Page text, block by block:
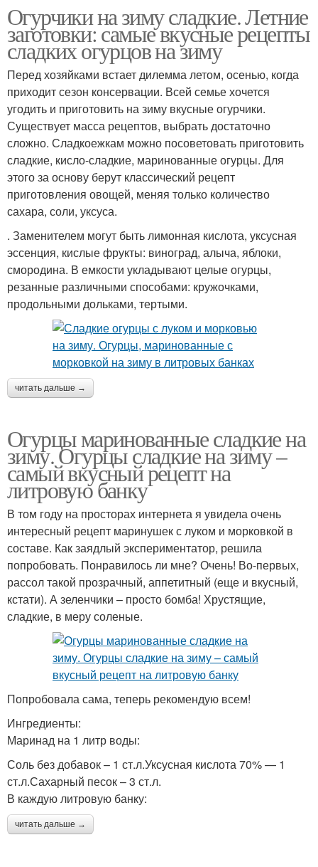
Огурчики на зиму сладкие. Летние
заготовки: самые вкусные рецепты
сладких огурцов на зиму
Перед хозяйками встает дилемма летом, осенью, когда
приходит сезон консервации. Всей семье хочется
угодить и приготовить на зиму вкусные огурчики.
Существует масса рецептов, выбрать достаточно
сложно. Сладкоежкам можно посоветовать приготовить
сладкие, кисло-сладкие, маринованные огурцы. Для
этого за основу берут классический рецепт
приготовления овощей, меняя только количество
сахара, соли, уксуса.
. Заменителем могут быть лимонная кислота, уксусная
эссенция, кислые фрукты: виноград, алыча, яблоки,
смородина. В емкости укладывают целые огурцы,
резанные различными способами: кружочками,
продольными дольками, тертыми.
читать дальше →
Огурцы маринованные сладкие на
зиму. Огурцы сладкие на зиму –
самый вкусный рецепт на
литровую банку
В том году на просторах интернета я увидела очень
интересный рецепт маринушек с луком и морковкой в
составе. Как заядлый экспериментатор, решила
попробовать. Понравилось ли мне? Очень! Во-первых,
рассол такой прозрачный, аппетитный (еще и вкусный,
кстати). А зеленчики – просто бомба! Хрустящие,
сладкие, в меру соленые.
Попробовала сама, теперь рекомендую всем!
Ингредиенты:
Маринад на 1 литр воды:
Соль без добавок – 1 ст.л.Уксусная кислота 70% — 1
ст.л.Сахарный песок – 3 ст.л.
В каждую литровую банку:
читать дальше →